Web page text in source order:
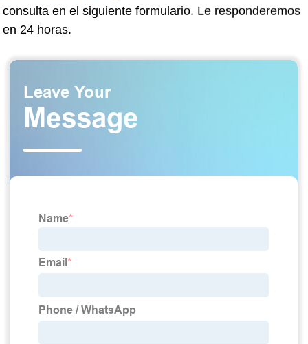
consulta en el siguiente formulario. Le responderemos
en 24 horas.